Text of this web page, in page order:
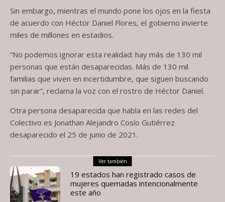
Sin embargo, mientras el mundo pone los ojos en la fiesta
de acuerdo con Héctor Daniel Flores, el gobierno invierte
miles de millones en estadios.
“No podemos ignorar esta realidad: hay más de 130 mil
personas que están desaparecidas. Más de 130 mil
familias que viven en incertidumbre, que siguen buscando
sin parar”, reclama la voz con el rostro de Héctor Daniel.
Otra persona desaparecida que habla en las redes del
Colectivo es Jonathan Alejandro Cosío Gutiérrez
desaparecido el 25 de junio de 2021.
Ver también
19 estados han registrado casos de
mujeres quemadas intencionalmente
este año